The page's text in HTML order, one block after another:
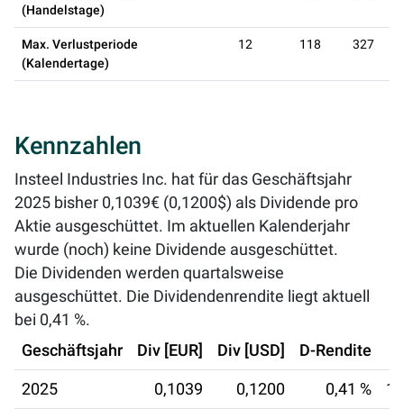
(Handelstage)
Max. Verlustperiode
(Kalendertage)
12 118 327
Kennzahlen
Insteel Industries Inc. hat für das Geschäftsjahr
2025 bisher 0,1039€ (0,1200$) als Dividende pro
Aktie ausgeschüttet. Im aktuellen Kalenderjahr
wurde (noch) keine Dividende ausgeschüttet.
Die Dividenden werden quartalsweise
ausgeschüttet. Die Dividendenrendite liegt aktuell
bei 0,41 %.
Geschäftsjahr
Div [EUR] Div [USD] D-Rendite
2025 0,1039 0,1200 0,41 %